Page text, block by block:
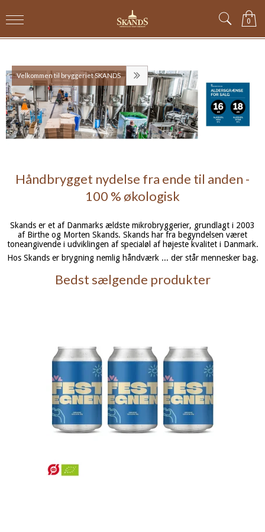
0
Velkommen til bryggeriet SKANDS
Håndbrygget nydelse fra ende til anden -
100 % økologisk
Skands er et af Danmarks ældste mikrobryggerier, grundlagt i 2003
af Birthe og Morten Skands. Skands har fra begyndelsen været
toneangivende i udviklingen af specialøl af højeste kvalitet i Danmark.
Hos Skands er brygning nemlig håndværk ... der står mennesker bag.
Bedst sælgende produkter